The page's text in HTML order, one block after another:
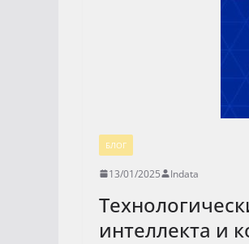
БЛОГ
13/01/2025 Indata
интеллекта и